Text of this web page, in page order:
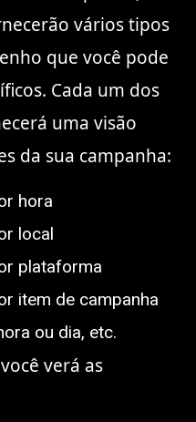
vários tipos
que você pode
Cada um dos
uma visão
da sua campanha:
hora
local
plataforma
item de campanha
ou dia, etc.
verá as